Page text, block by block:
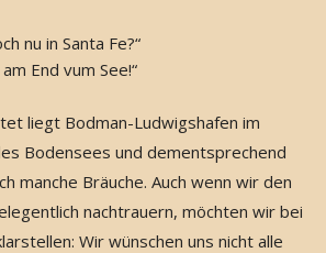
nu in Santa Fe?“
End vum See!“
liegt Bodman-Ludwigshafen im
Bodensees und dementsprechend
manche Bräuche. Auch wenn wir den
nachtrauern, möchten wir bei
Wir wünschen uns nicht alle